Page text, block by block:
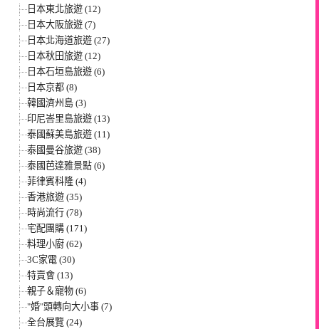
日本東北旅遊 (12)
日本大阪旅遊 (7)
日本北海道旅遊 (27)
日本秋田旅遊 (12)
日本石垣島旅遊 (6)
日本京都 (8)
韓國濟州島 (3)
印尼峇里島旅遊 (13)
泰國蘇美島旅遊 (11)
泰國曼谷旅遊 (38)
泰國芭達雅景點 (6)
菲律賓科隆 (4)
香港旅遊 (35)
時尚流行 (78)
宅配團購 (171)
料理小廚 (62)
3C家電 (30)
特賣會 (13)
親子＆寵物 (6)
"婚"頭轉向大小事 (7)
全台展覽 (24)